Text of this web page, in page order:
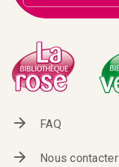
arrow_forward FAQ
arrow_forward Nous contacter